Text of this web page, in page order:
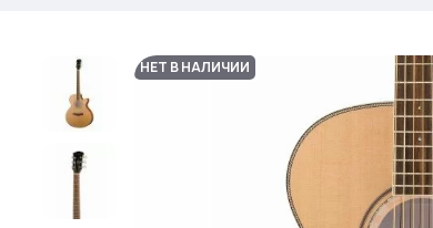
НЕТ В НАЛИЧИИ